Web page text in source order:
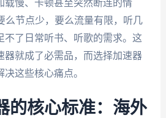
载慢、卡顿甚至突然断连的情
么节点少，要么流量有限，听几
不了日常听书、听歌的需求。这
器就成了必需品，而选择加速器
这些核心痛点。
的核心标准：海外